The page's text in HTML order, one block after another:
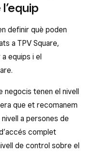
definir què poden
a TPV Square,
equips i el
negocis tenen el nivell
que et recomanem
a persones de
complet
de control sobre el